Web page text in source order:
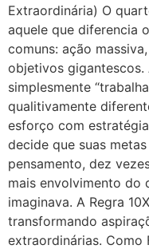
Extraordinária) O
aquele que diferencia
comuns: ação
objetivos gigantescos.
simplesmente
qualitivamente
esforço com
decide que suas
pensamento, dez
mais envolvimento do
imaginava. A Regra
transformando
extraordinárias. Como